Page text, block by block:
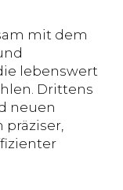
mit dem
lebenswert
Drittens
neuen
präziser,